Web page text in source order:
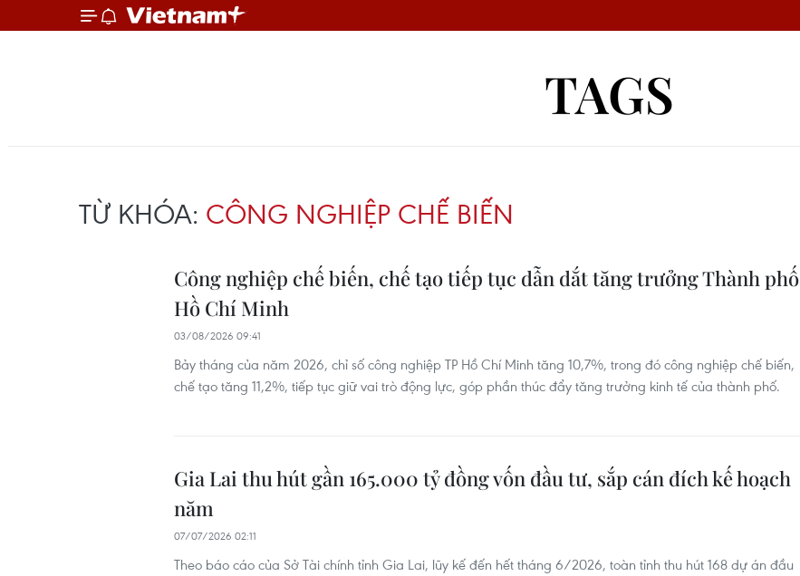
TAGS
TỪ KHÓA: CÔNG NGHIỆP CHẾ BIẾN
Công nghiệp chế biến, chế tạo tiếp tục dẫn dắt tăng trưởng Thành phố
Hồ Chí Minh
03/08/2026 09:41
Bảy tháng của năm 2026, chỉ số công nghiệp TP Hồ Chí Minh tăng 10,7%, trong đó công nghiệp chế biến,
chế tạo tăng 11,2%, tiếp tục giữ vai trò động lực, góp phần thúc đẩy tăng trưởng kinh tế của thành phố.
Gia Lai thu hút gần 165.000 tỷ đồng vốn đầu tư, sắp cán đích kế hoạch
năm
07/07/2026 02:11
Theo báo cáo của Sở Tài chính tỉnh Gia Lai, lũy kế đến hết tháng 6/2026, toàn tỉnh thu hút 168 dự án đầu